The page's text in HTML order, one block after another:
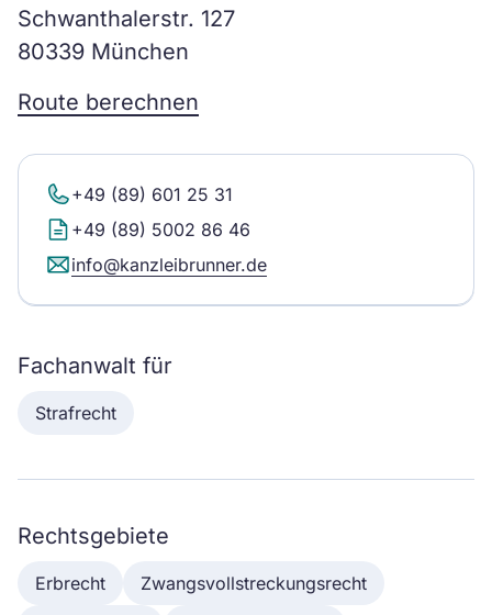
Schwanthalerstr. 127
80339 München
Route berechnen
+49 (89) 601 25 31
+49 (89) 5002 86 46
info@kanzleibrunner.de
Fachanwalt für
Strafrecht
Rechtsgebiete
Erbrecht
Zwangsvollstreckungsrecht